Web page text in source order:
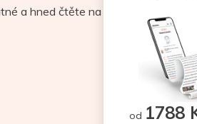
a hned čtěte na
od 1788